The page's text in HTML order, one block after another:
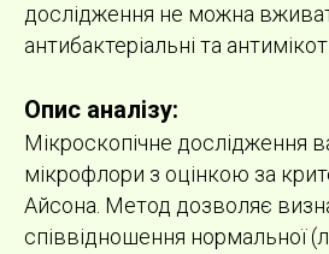
дослідження не можна
антибактеріальні та
Опис аналізу:
Мікроскопічне дослідження
мікрофлори з оцінкою за
Айсона. Метод дозволяє
співвідношення нормальної